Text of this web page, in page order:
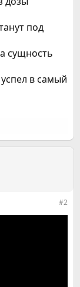
под
сущность
в самый
#2